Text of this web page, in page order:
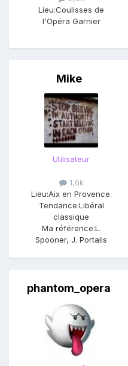
Lieu:Coulisses de
l'Opéra Garnier
Mike
Utilisateur
1,6k
Lieu:Aix en Provence.
Tendance:Libéral
classique
Ma référence:L.
Spooner, J. Portalis
phantom_opera